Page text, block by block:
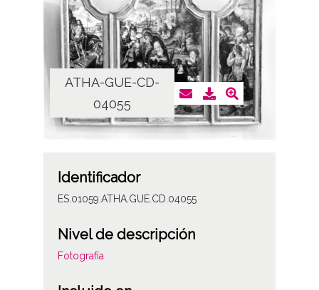
ATHA-GUE-CD-
04055
Identificador
ES.01059.ATHA.GUE.CD.04055
Nivel de descripción
Fotografía